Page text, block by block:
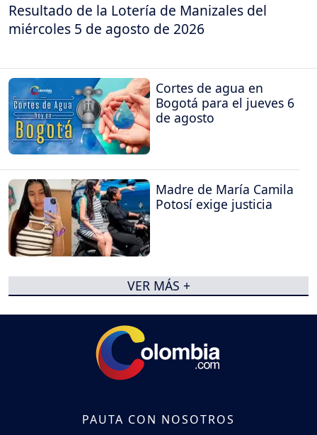
Resultado de la Lotería de Manizales del
miércoles 5 de agosto de 2026
Cortes de agua en
Bogotá para el jueves 6
de agosto
Madre de María Camila
Potosí exige justicia
VER MÁS +
PAUTA CON NOSOTROS